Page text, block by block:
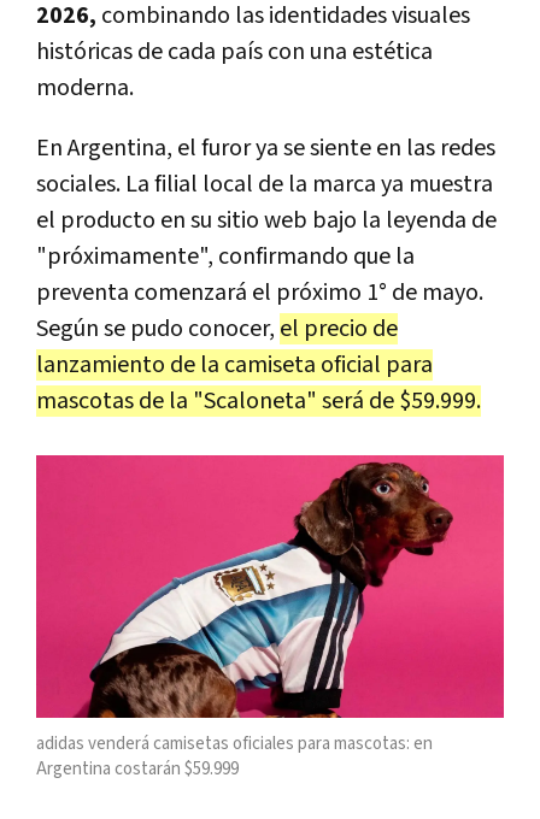
2026, combinando las identidades visuales
históricas de cada país con una estética
moderna.
En Argentina, el furor ya se siente en las redes
sociales. La filial local de la marca ya muestra
el producto en su sitio web bajo la leyenda de
"próximamente", confirmando que la
preventa comenzará el próximo 1° de mayo.
Según se pudo conocer, el precio de
lanzamiento de la camiseta oficial para
mascotas de la "Scaloneta" será de $59.999.
adidas venderá camisetas oficiales para mascotas: en
Argentina costarán $59.999